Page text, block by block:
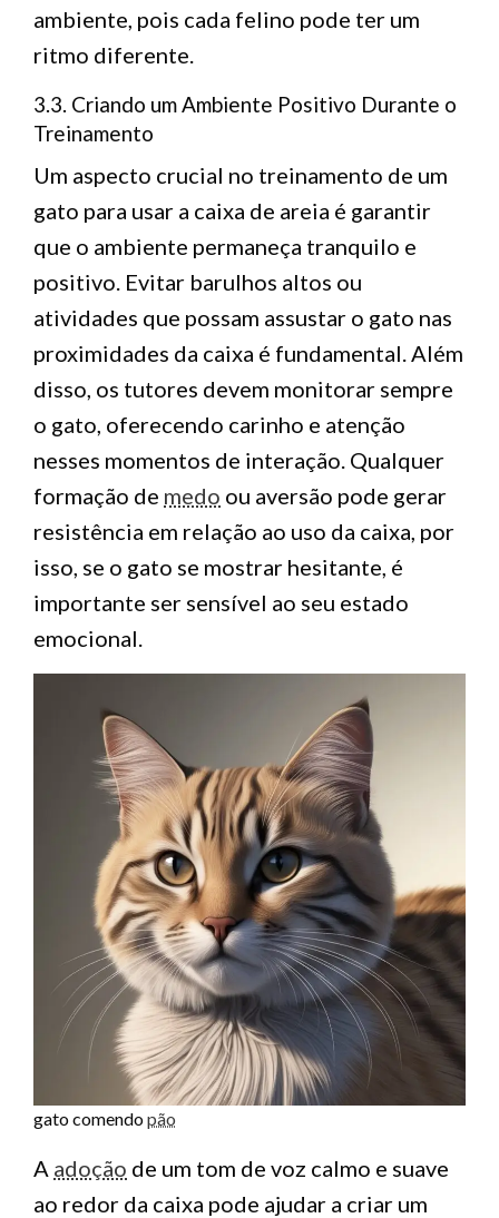
ambiente, pois cada felino pode ter um
ritmo diferente.
3.3. Criando um Ambiente Positivo Durante o
Treinamento
Um aspecto crucial no treinamento de um
gato para usar a caixa de areia é garantir
que o ambiente permaneça tranquilo e
positivo. Evitar barulhos altos ou
atividades que possam assustar o gato nas
proximidades da caixa é fundamental. Além
disso, os tutores devem monitorar sempre
o gato, oferecendo carinho e atenção
nesses momentos de interação. Qualquer
formação de medo ou aversão pode gerar
resistência em relação ao uso da caixa, por
isso, se o gato se mostrar hesitante, é
importante ser sensível ao seu estado
emocional.
gato comendopão
A adoção de um tom de voz calmo e suave
ao redor da caixa pode ajudar a criar um